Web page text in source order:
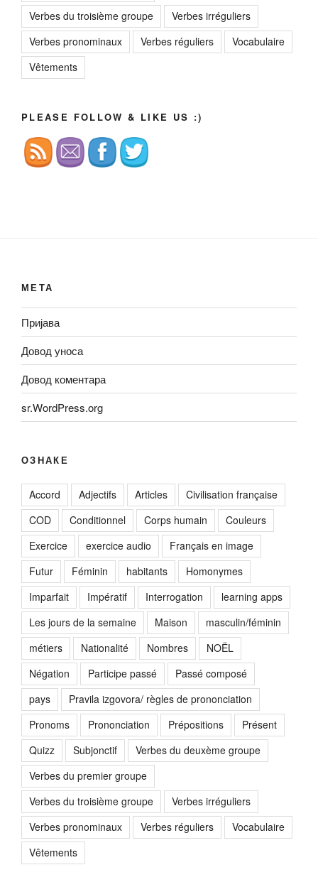
Verbes du troisième groupe
Verbes irréguliers
Verbes pronominaux
Verbes réguliers
Vocabulaire
Vêtements
PLEASE FOLLOW & LIKE US :)
МЕТА
Пријава
Довод уноса
Довод коментара
sr.WordPress.org
ОЗНАКЕ
Accord Adjectifs Articles
Civilisation française
COD
Conditionnel Corps humain
Couleurs
Exercice
exercice audio
Français en image
Futur
Féminin habitants
Homonymes
Imparfait
Impératif Interrogation
learning apps
Les jours de la semaine
Maison
masculin/féminin
métiers
Nationalité Nombres
NOËL
Négation
Participe passé
Passé composé
pays
Pravila izgovora/ règles de prononciation
Pronoms
Prononciation Prépositions
Présent
Quizz
Subjonctif
Verbes du deuxème groupe
Verbes du premier groupe
Verbes du troisième groupe
Verbes irréguliers
Verbes pronominaux
Verbes réguliers
Vocabulaire
Vêtements